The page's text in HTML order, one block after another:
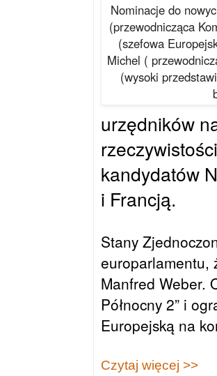
Nominacje do
(przewodnicząca
(szefowa
Michel (
(wysoki
urzędników
kandydatów
i Francją.
Stany
europarlamentu,
Manfred Weber.
Północny 2” i
Europejską na
Czytaj więcej >>